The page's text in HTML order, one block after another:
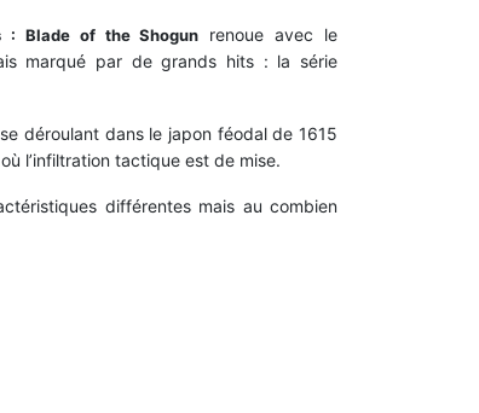
: Blade of the Shogun renoue avec le
marqué par de grands hits : la série
déroulant dans le japon féodal de 1615
l’infiltration tactique est de mise.
différentes mais au combien